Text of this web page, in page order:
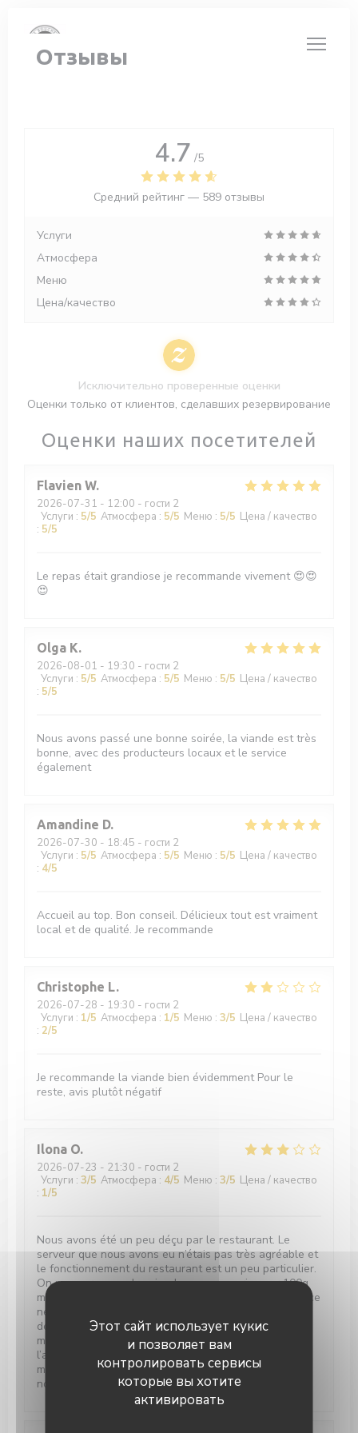
Этот сайт использует кукис
и позволяет вам
контролировать сервисы
которые вы хотите
активировать
Отзывы
Оценки наших посетителей
Flavien W
2026-07-31 - 12:00 - гости 2
Услуги : 5/5 Атмосфера : 5/5 Меню : 5/5 Цена / качество
: 5/5
Le repas était grandiose je recommande vivement 😍😍
😍
Olga K
2026-08-01 - 19:30 - гости 2
Услуги : 5/5 Атмосфера : 5/5 Меню : 5/5 Цена / качество
: 5/5
Nous avons passé une bonne soirée, la viande est très
bonne, avec des producteurs locaux et le service
également
Amandine D
2026-07-30 - 18:45 - гости 2
Услуги : 5/5 Атмосфера : 5/5 Меню : 5/5 Цена / качество
: 4/5
Accueil au top. Bon conseil. Délicieux tout est vraiment
local et de qualité. Je recommande
Christophe L
2026-07-28 - 19:30 - гости 2
Услуги : 1/5 Атмосфера : 1/5 Меню : 3/5 Цена / качество
: 2/5
Je recommande la viande bien évidemment Pour le
reste, avis plutôt négatif
Ilona O
2026-07-23 - 21:30 - гости 2
Услуги : 3/5 Атмосфера : 4/5 Меню : 3/5 Цена / качество
: 1/5
Nous avons été un peu déçu par le restaurant. Le
serveur que nous avons eu n’étais pas très agréable et
le fonctionnement du restaurant est un peu particulier.
On nous propose des viandes avec un prix pour 100g
mais quand on nous propose les viandes disponibles ce
ne sont que des gros morceaux qui pèsent lourd afin
de monter la note. Nous n’avons pas du tout aimé la
manière de faire nous sommes venus pour
l’anniversaire de mon compagnon et nous n’avons
même pas pris de dessert à cause de cette déception
nous avons préféré partir
4.7 /5
Средний рейтинг — 589 отзывы
Услуги
Атмосфера
Меню
Цена/качество
Исключительно проверенные оценки
Оценки только от клиентов, сделавших резервирование